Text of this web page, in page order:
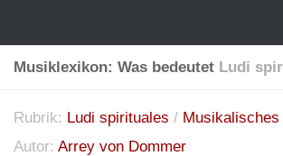
Musiklexikon: Was bedeutet Ludi
Rubrik: Ludi spirituales /
Autor: Arrey von Dommer